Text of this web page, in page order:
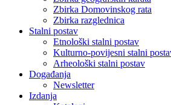
Zbirka Domovinskog rata
Zbirka razglednica
Stalni postav
Etnološki stalni postav
Kulturno-povijesni stalni
Arheološki stalni postav
Događanja
Newsletter
Izdanja